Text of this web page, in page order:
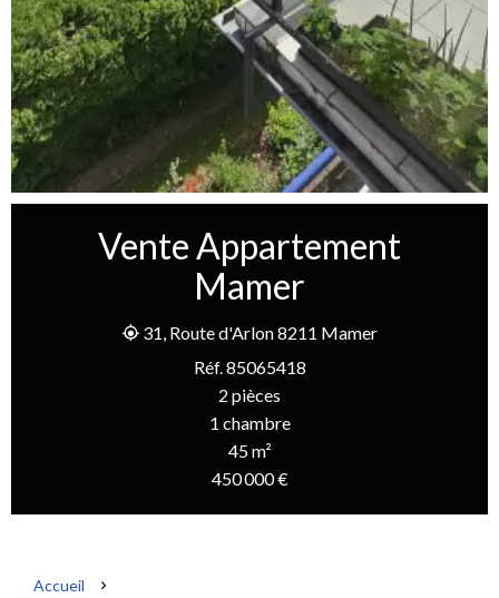
Vente Appartement
Mamer
31, Route d'Arlon 8211 Mamer
Réf. 85065418
2 pièces
1 chambre
45 m²
450 000 €
Accueil